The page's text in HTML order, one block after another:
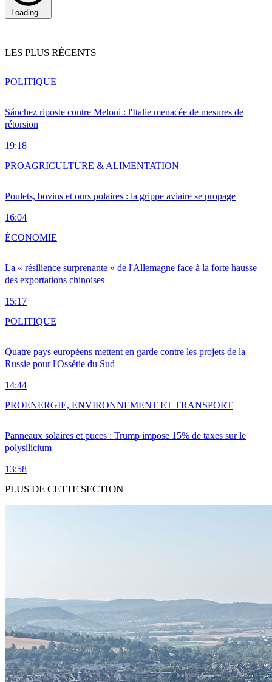
Loading...
LES PLUS RÉCENTS
Sánchez riposte contre Meloni : l'Italie menacée de mesures de
rétorsion
19:18
POLITIQUE
Poulets, bovins et ours polaires : la grippe aviaire se propage
16:04
PROAGRICULTURE & ALIMENTATION
La « résilience surprenante » de l'Allemagne face à la forte hausse
des exportations chinoises
15:17
ÉCONOMIE
Quatre pays européens mettent en garde contre les projets de la
Russie pour l'Ossétie du Sud
14:44
POLITIQUE
Panneaux solaires et puces : Trump impose 15% de taxes sur le
polysilicium
13:58
PROENERGIE, ENVIRONNEMENT ET TRANSPORT
PLUS DE CETTE SECTION